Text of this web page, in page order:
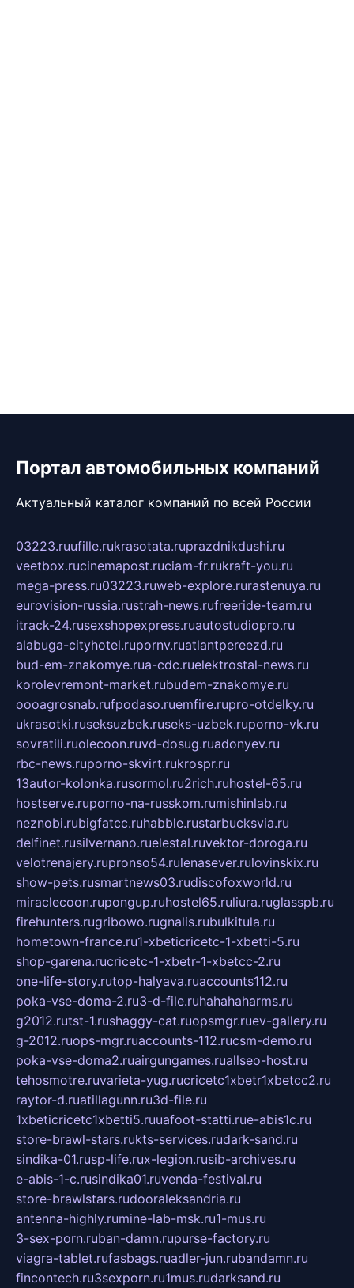
Портал автомобильных компаний
Актуальный каталог компаний по всей России
03223.ruufille.rukrasotata.ruprazdnikdushi.ru
veetbox.rucinemapost.ruciam-fr.rukraft-you.ru
mega-press.ru03223.ruweb-explore.rurastenuya.ru
eurovision-russia.rustrah-news.rufreeride-team.ru
itrack-24.rusexshopexpress.ruautostudiopro.ru
alabuga-cityhotel.rupornv.ruatlantpereezd.ru
bud-em-znakomye.rua-cdc.ruelektrostal-news.ru
korolevremont-market.rubudem-znakomye.ru
oooagrosnab.rufpodaso.ruemfire.rupro-otdelky.ru
ukrasotki.ruseksuzbek.ruseks-uzbek.ruporno-vk.ru
sovratili.ruolecoon.ruvd-dosug.ruadonyev.ru
rbc-news.ruporno-skvirt.rukrospr.ru
13autor-kolonka.rusormol.ru2rich.ruhostel-65.ru
hostserve.ruporno-na-russkom.rumishinlab.ru
neznobi.rubigfatcc.ruhabble.rustarbucksvia.ru
delfinet.rusilvernano.ruelestal.ruvektor-doroga.ru
velotrenajery.rupronso54.rulenasever.rulovinskix.ru
show-pets.rusmartnews03.rudiscofoxworld.ru
miraclecoon.rupongup.ruhostel65.ruliura.ruglasspb.ru
firehunters.rugribowo.rugnalis.rubulkitula.ru
hometown-france.ru1-xbeticricetc-1-xbetti-5.ru
shop-garena.rucricetc-1-xbetr-1-xbetcc-2.ru
one-life-story.rutop-halyava.ruaccounts112.ru
poka-vse-doma-2.ru3-d-file.ruhahahaharms.ru
g2012.rutst-1.rushaggy-cat.ruopsmgr.ruev-gallery.ru
g-2012.ruops-mgr.ruaccounts-112.rucsm-demo.ru
poka-vse-doma2.ruairgungames.ruallseo-host.ru
tehosmotre.ruvarieta-yug.rucricetc1xbetr1xbetcc2.ru
raytor-d.ruatillagunn.ru3d-file.ru
1xbeticricetc1xbetti5.ruuafoot-statti.rue-abis1c.ru
store-brawl-stars.rukts-services.rudark-sand.ru
sindika-01.rusp-life.rux-legion.rusib-archives.ru
e-abis-1-c.rusindika01.ruvenda-festival.ru
store-brawlstars.rudooraleksandria.ru
antenna-highly.rumine-lab-msk.ru1-mus.ru
3-sex-porn.ruban-damn.rupurse-factory.ru
viagra-tablet.rufasbags.ruadler-jun.rubandamn.ru
fincontech.ru3sexporn.ru1mus.rudarksand.ru